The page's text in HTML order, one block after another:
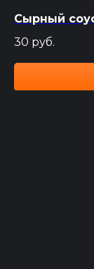
Сырный
30 руб.